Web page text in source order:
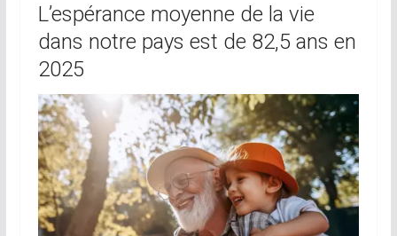
L’espérance moyenne de la vie
dans notre pays est de 82,5 ans en
2025